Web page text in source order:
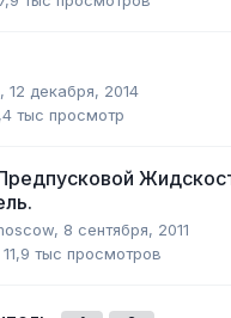
, 12 декабря, 2014
тыс просмотр
, 8 сентября, 2011
11,9 тыс просмотров